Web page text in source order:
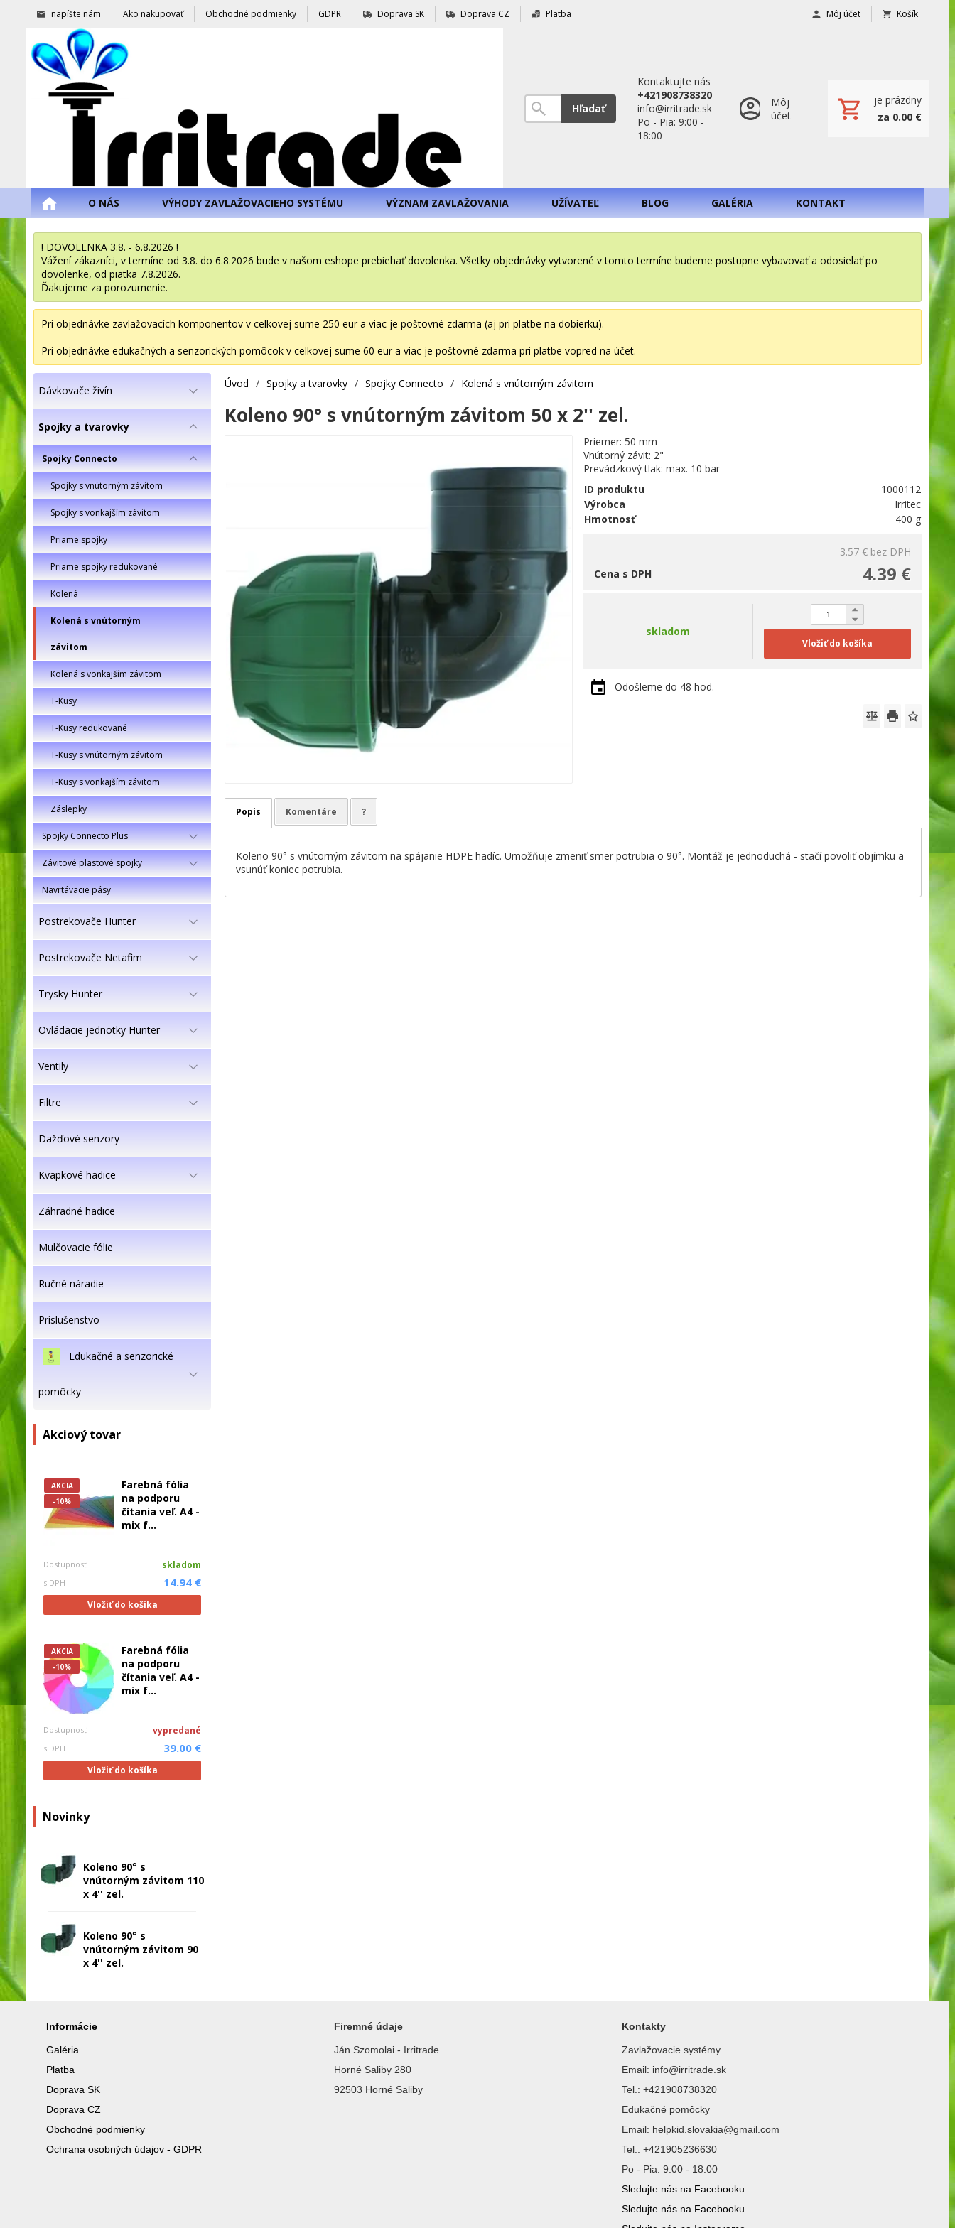
napíšte nám Ako nakupovať Obchodné podmienky GDPR Doprava SK Doprava CZ Platba Môj účet Košík
Hľadať
Kontaktujte nás
+421908738320
info@irritrade.sk
Po - Pia: 9:00 -
18:00
Môj
účet
je prázdny
za 0.00 €
O NÁS VÝHODY ZAVLAŽOVACIEHO SYSTÉMU VÝZNAM ZAVLAŽOVANIA UŽÍVATEĽ BLOG GALÉRIA KONTAKT
! DOVOLENKA 3.8. - 6.8.2026 !
Vážení zákazníci, v termíne od 3.8. do 6.8.2026 bude v našom eshope prebiehať dovolenka. Všetky objednávky vytvorené v tomto termíne budeme postupne vybavovať a odosielať po
dovolenke, od piatka 7.8.2026.
Ďakujeme za porozumenie.
Pri objednávke zavlažovacích komponentov v celkovej sume 250 eur a viac je poštovné zdarma (aj pri platbe na dobierku).
Pri objednávke edukačných a senzorických pomôcok v celkovej sume 60 eur a viac je poštovné zdarma pri platbe vopred na účet.
Dávkovače živín
Spojky a tvarovky
Spojky Connecto
Spojky s vnútorným závitom
Spojky s vonkajším závitom
Priame spojky
Priame spojky redukované
Kolená
Kolená s vnútorným
závitom
Kolená s vonkajším závitom
T-Kusy
T-Kusy redukované
T-Kusy s vnútorným závitom
T-Kusy s vonkajším závitom
Záslepky
Spojky Connecto Plus
Závitové plastové spojky
Navrtávacie pásy
Postrekovače Hunter
Postrekovače Netafim
Trysky Hunter
Ovládacie jednotky Hunter
Ventily
Filtre
Dažďové senzory
Kvapkové hadice
Záhradné hadice
Mulčovacie fólie
Ručné náradie
Príslušenstvo
Edukačné a senzorické
pomôcky
Akciový tovar
AKCIA
-10%
Farebná fólia
na podporu
čítania veľ. A4 -
mix f...
Dostupnosť skladom
s DPH 14.94 €
Vložiť do košíka
AKCIA
-10%
Farebná fólia
na podporu
čítania veľ. A4 -
mix f...
Dostupnosť vypredané
s DPH 39.00 €
Vložiť do košíka
Novinky
Koleno 90° s
vnútorným závitom 110
x 4'' zel.
Koleno 90° s
vnútorným závitom 90
x 4'' zel.
Úvod / Spojky a tvarovky / Spojky Connecto / Kolená s vnútorným závitom
Koleno 90° s vnútorným závitom 50 x 2'' zel.
Priemer: 50 mm
Vnútorný závit: 2"
Prevádzkový tlak: max. 10 bar
ID produktu
1000112
Výrobca
Irritec
Hmotnosť
400 g
3.57 € bez DPH
4.39 €
Cena s DPH
skladom
Vložiť do košíka
Odošleme do 48 hod.
Popis Komentáre ?
Koleno 90° s vnútorným závitom na spájanie HDPE hadíc. Umožňuje zmeniť smer potrubia o 90°. Montáž je jednoduchá - stačí povoliť objímku a
vsunúť koniec potrubia.
Informácie
Galéria
Platba
Doprava SK
Doprava CZ
Obchodné podmienky
Ochrana osobných údajov - GDPR
Firemné údaje
Ján Szomolai - Irritrade
Horné Saliby 280
92503 Horné Saliby
Kontakty
Zavlažovacie systémy
Email: info@irritrade.sk
Tel.: +421908738320
Edukačné pomôcky
Email: helpkid.slovakia@gmail.com
Tel.: +421905236630
Po - Pia: 9:00 - 18:00
Sledujte nás na Facebooku
Sledujte nás na Facebooku